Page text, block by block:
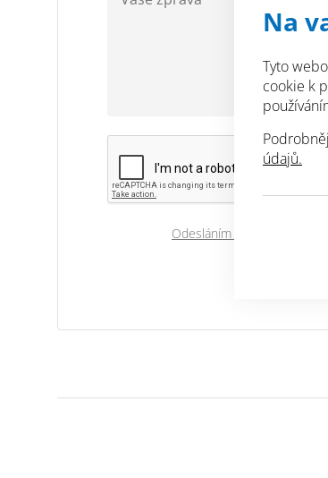
Na
Tyto
cookie k
údajů.
Odesláním souhlasíte se